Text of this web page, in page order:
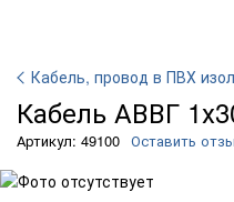
Кабель, провод в ПВХ
Кабель АВВГ
Артикул: 49100 Оставить